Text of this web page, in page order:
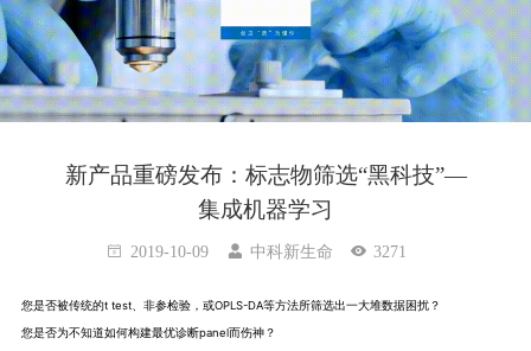
新产品重磅发布：标志物筛选“黑科技”—
集成机器学习
2019-10-09 中科新生命 3271
您是否被传统的t test、非参检验，或OPLS-DA等方法所筛选出一大堆数据困扰？
您是否为不知道如何构建最优诊断panel而伤神？